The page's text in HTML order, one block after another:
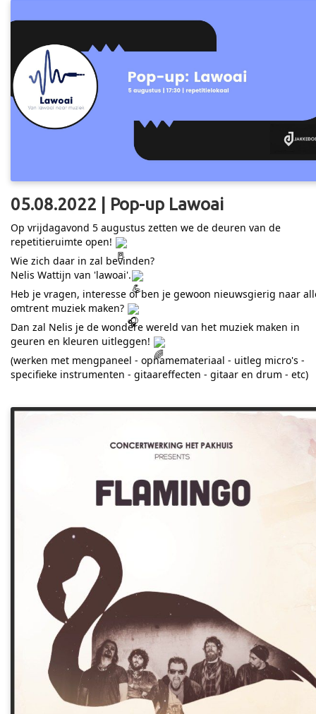
05.08.2022 | Pop-up Lawoai
Op vrijdagavond 5 augustus zetten we de deuren van de
repetitieruimte open!
Wie zich daar in zal bevinden?
Nelis Wattijn van 'lawoai'.
Heb je vragen, interesse of ben je gewoon nieuwsgierig naar
omtrent muziek maken?
Dan zal Nelis je de wondere wereld van het muziek maken in
geuren en kleuren uitleggen!
(werken met mengpaneel - opnamemateriaal - uitleg micro's -
specifieke instrumenten - gitaareffecten - gitaar en drum - etc)